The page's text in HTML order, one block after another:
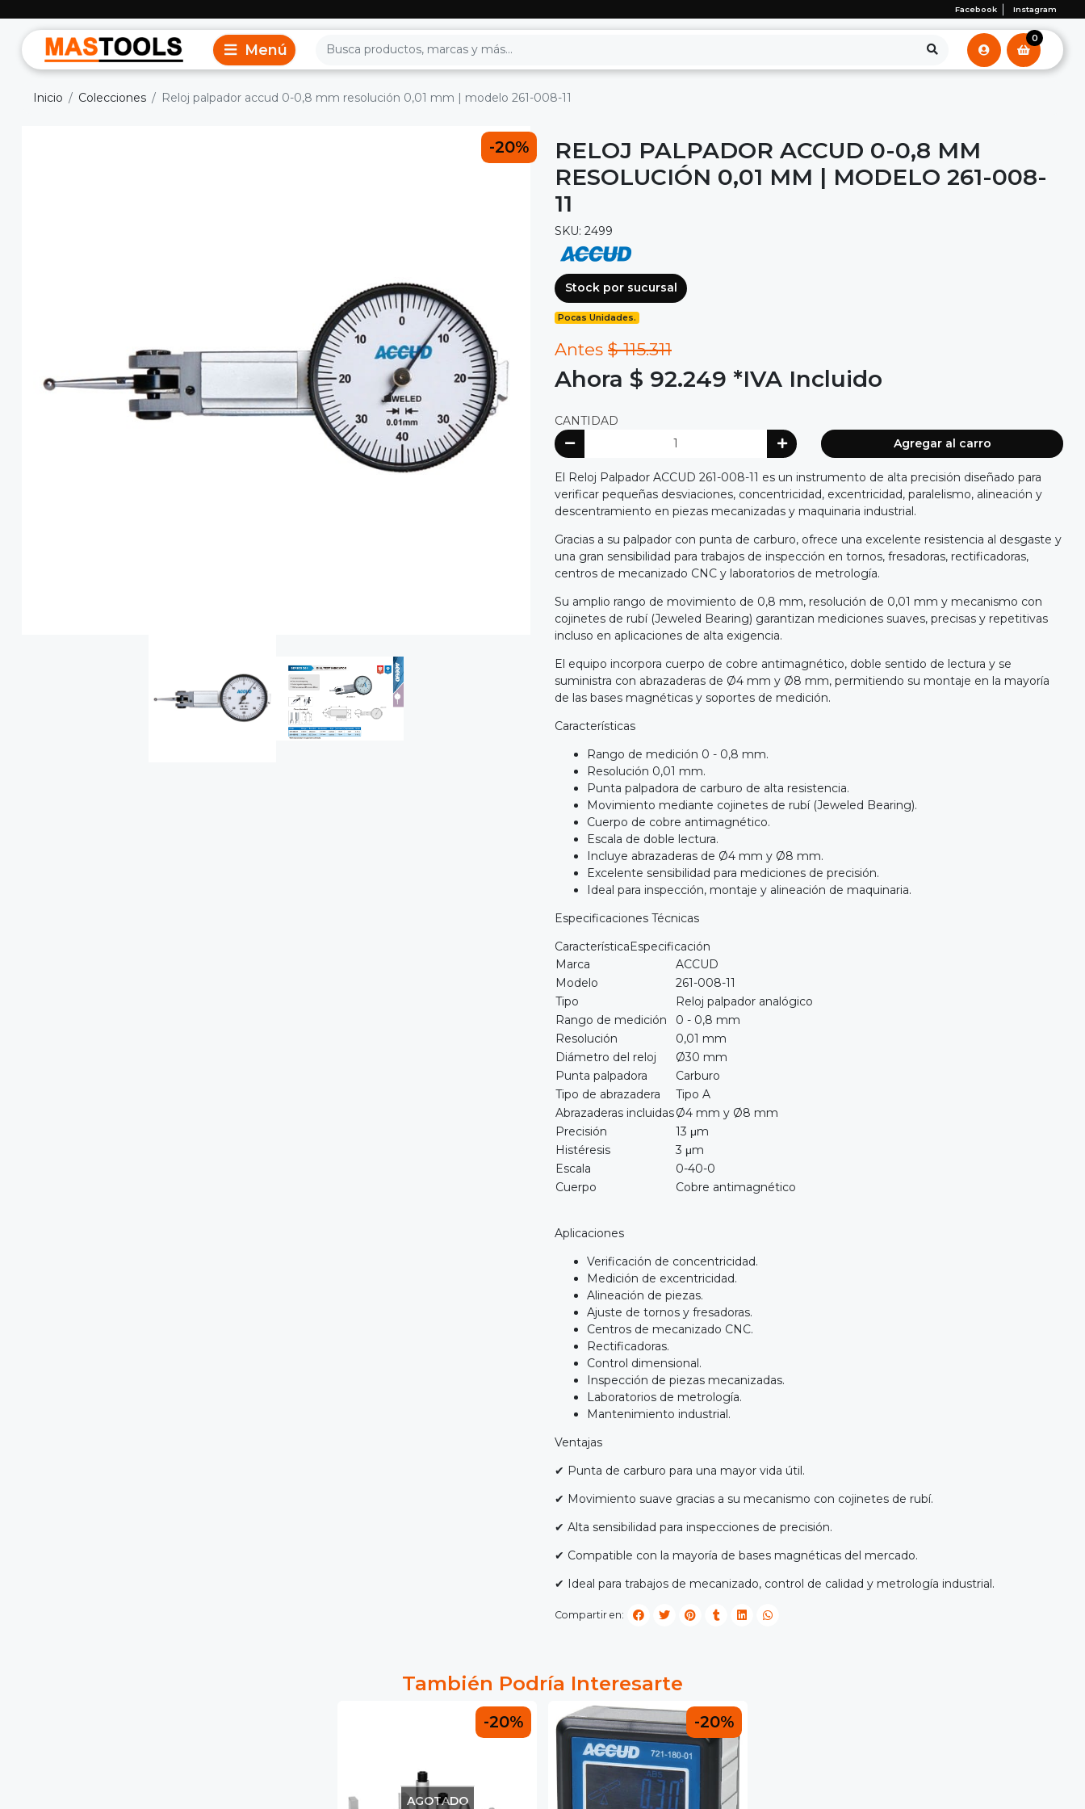
Facebook Instagram
0
Inicio Colecciones Reloj palpador accud 0-0,8 mm resolución 0,01 mm | modelo 261-008-11
-20%
RELOJ PALPADOR ACCUD 0-0,8 MM
RESOLUCIÓN 0,01 MM | MODELO 261-008-
11
SKU: 2499
Stock por sucursal
Pocas Unidades.
Antes $ 115.311
Ahora $ 92.249 *IVA Incluido
CANTIDAD
Agregar al carro
El Reloj Palpador ACCUD 261-008-11 es un instrumento de alta precisión diseñado para
verificar pequeñas desviaciones, concentricidad, excentricidad, paralelismo, alineación y
descentramiento en piezas mecanizadas y maquinaria industrial.
Gracias a su palpador con punta de carburo, ofrece una excelente resistencia al desgaste y
una gran sensibilidad para trabajos de inspección en tornos, fresadoras, rectificadoras,
centros de mecanizado CNC y laboratorios de metrología.
Su amplio rango de movimiento de 0,8 mm, resolución de 0,01 mm y mecanismo con
cojinetes de rubí (Jeweled Bearing) garantizan mediciones suaves, precisas y repetitivas
incluso en aplicaciones de alta exigencia.
El equipo incorpora cuerpo de cobre antimagnético, doble sentido de lectura y se
suministra con abrazaderas de Ø4 mm y Ø8 mm, permitiendo su montaje en la mayoría
de las bases magnéticas y soportes de medición.
Características
Rango de medición 0 - 0,8 mm.
Resolución 0,01 mm.
Punta palpadora de carburo de alta resistencia.
Movimiento mediante cojinetes de rubí (Jeweled Bearing).
Cuerpo de cobre antimagnético.
Escala de doble lectura.
Incluye abrazaderas de Ø4 mm y Ø8 mm.
Excelente sensibilidad para mediciones de precisión.
Ideal para inspección, montaje y alineación de maquinaria.
Especificaciones Técnicas
CaracterísticaEspecificación
Marca
ACCUD
Modelo
261-008-11
Tipo
Reloj palpador analógico
Rango de medición
0 - 0,8 mm
Resolución
0,01 mm
Diámetro del reloj
Ø30 mm
Punta palpadora
Carburo
Tipo de abrazadera
Tipo A
Abrazaderas incluidasØ4 mm y Ø8 mm
Precisión
13 μm
Histéresis
3 μm
Escala
0-40-0
Cuerpo
Cobre antimagnético
Aplicaciones
Verificación de concentricidad.
Medición de excentricidad.
Alineación de piezas.
Ajuste de tornos y fresadoras.
Centros de mecanizado CNC.
Rectificadoras.
Control dimensional.
Inspección de piezas mecanizadas.
Laboratorios de metrología.
Mantenimiento industrial.
Ventajas
✔ Punta de carburo para una mayor vida útil.
✔ Movimiento suave gracias a su mecanismo con cojinetes de rubí.
✔ Alta sensibilidad para inspecciones de precisión.
✔ Compatible con la mayoría de bases magnéticas del mercado.
✔ Ideal para trabajos de mecanizado, control de calidad y metrología industrial.
Compartir en:
También Podría Interesarte
-20%
AGOTADO
-20%